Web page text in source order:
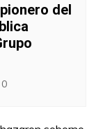
del
0